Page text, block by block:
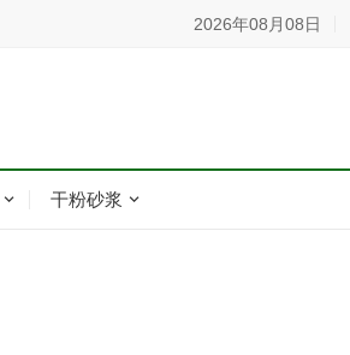
2026年08月08日
干粉砂浆